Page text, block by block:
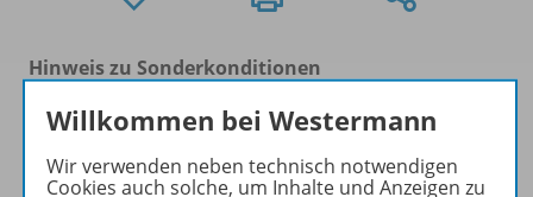
Hinweis zu Sonderkonditionen
keine Sonderkonditionen gewährt werden.
Sie haben ein passendes
Spar-Paket
Um den für Sie gültigen Preis zu sehen,melden Sie
Willkommen bei Westermann
Wir verwenden neben technisch notwendigen
Cookies auch solche, um Inhalte und Anzeigen zu